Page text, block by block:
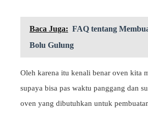
Baca Juga: FAQ tentang
Bolu Gulung
Oleh karena itu kenali benar oven kita
supaya bisa pas waktu panggang dan
oven yang dibutuhkan untuk